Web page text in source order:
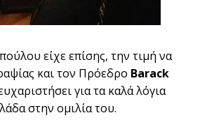
είχε επίσης, την τιμή να
και τον Πρόεδρο Barack
για τα καλά λόγια
στην ομιλία του.